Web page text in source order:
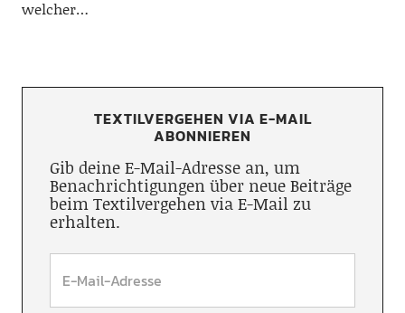
welcher…
TEXTILVERGEHEN VIA E-MAIL
ABONNIEREN
Gib deine E-Mail-Adresse an, um
Benachrichtigungen über neue Beiträge
beim Textilvergehen via E-Mail zu
erhalten.